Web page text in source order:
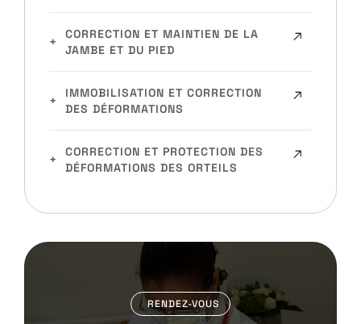
CORRECTION ET MAINTIEN DE LA
JAMBE ET DU PIED
IMMOBILISATION ET CORRECTION
DES DÉFORMATIONS
CORRECTION ET PROTECTION DES
DÉFORMATIONS DES ORTEILS
RENDEZ-VOUS